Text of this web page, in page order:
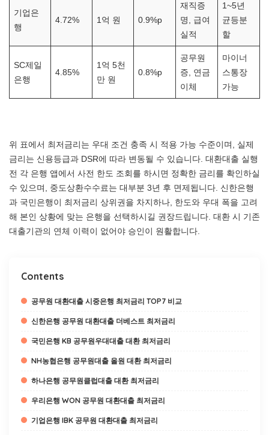
기업은
행
4.72% 1억 원 0.9%p
재직증
명, 급여
실적
1~5년
균등분
할
SC제일
은행
4.85%
1억 5천
만 원
0.8%p
공무원
증, 연금
이체
마이너
스통장
가능
위 표에서 최저금리는 우대 조건 충족 시 적용 가능 수준이며, 실제
금리는 신용등급과 DSR에 따라 변동될 수 있습니다. 대환대출 실행
전 각 은행 앱에서 사전 한도 조회를 하시면 정확한 금리를 확인하실
수 있으며, 중도상환수수료는 대부분 3년 후 면제됩니다. 신한은행
과 국민은행이 최저금리 상위권을 차지하나, 한도와 우대 폭을 고려
해 본인 상황에 맞는 은행을 선택하시길 권장드립니다. 대환 시 기존
대출기관의 연체 이력이 없어야 승인이 원활합니다.
Contents
공무원 대환대출 시중은행 최저금리 TOP7 비교
신한은행 공무원 대환대출 더베스트 최저금리
국민은행 KB 공무원우대대출 대환 최저금리
NH농협은행 공무원대출 올원 대환 최저금리
하나은행 공무원클럽대출 대환 최저금리
우리은행 WON 공무원 대환대출 최저금리
기업은행 IBK 공무원 대환대출 최저금리